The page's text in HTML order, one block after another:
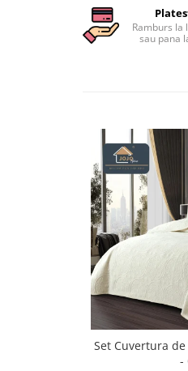
Lenjerii De Pat Catifea
Lenjerii De Pat Cocolino
Piese, Cu Pilota Inclusa
Lenjerii De Pat Premium
Set Lenjerie De Pat, 7 Piese, Cu
Pilota / Cuvertura Inclusa
Set Lenjerie De Pat Jacquard
11 Piese, Cuvertura Inclusa
Lenjerii Damasc Egiptean King
Lenjerii De Pat, Finet Premium,
Lenjerii De Pat Damasc 1
Lenjerii De Pat, Imprimeu 3D, 1
Ramburs la
sau pana
Set Cuvertura
-